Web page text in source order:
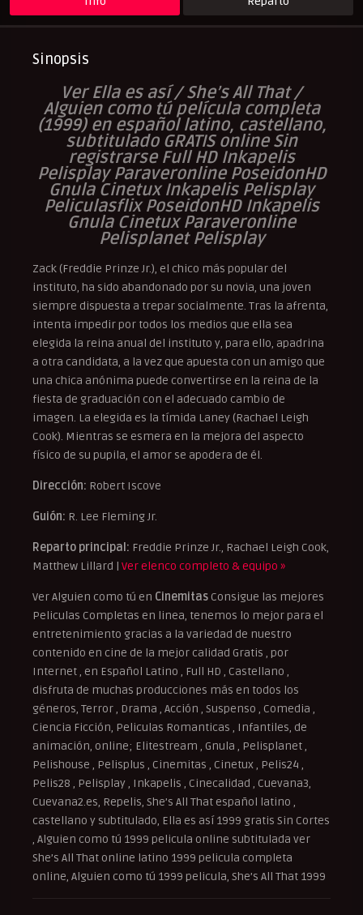
Sinopsis
Ver Ella es así / She’s All That /
Alguien como tú película completa
(1999) en español latino, castellano,
subtitulado GRATIS online Sin
registrarse Full HD Inkapelis
Pelisplay Paraveronline PoseidonHD
Gnula Cinetux Inkapelis Pelisplay
Peliculasflix PoseidonHD Inkapelis
Gnula Cinetux Paraveronline
Pelisplanet Pelisplay
Zack (Freddie Prinze Jr.), el chico más popular del
instituto, ha sido abandonado por su novia, una joven
siempre dispuesta a trepar socialmente. Tras la afrenta,
intenta impedir por todos los medios que ella sea
elegida la reina anual del instituto y, para ello, apadrina
a otra candidata, a la vez que apuesta con un amigo que
una chica anónima puede convertirse en la reina de la
fiesta de graduación con el adecuado cambio de
imagen. La elegida es la tímida Laney (Rachael Leigh
Cook). Mientras se esmera en la mejora del aspecto
físico de su pupila, el amor se apodera de él.
Dirección: Robert Iscove
Guión: R. Lee Fleming Jr.
Reparto principal: Freddie Prinze Jr., Rachael Leigh Cook,
Matthew Lillard | Ver elenco completo & equipo »
Ver Alguien como tú en Cinemitas Consigue las mejores
Peliculas Completas en linea, tenemos lo mejor para el
entretenimiento gracias a la variedad de nuestro
contenido en cine de la mejor calidad Gratis , por
Internet , en Español Latino , Full HD , Castellano ,
disfruta de muchas producciones más en todos los
géneros, Terror , Drama , Acción , Suspenso , Comedia ,
Ciencia Ficción, Peliculas Romanticas , Infantiles, de
animación, online; Elitestream , Gnula , Pelisplanet ,
Pelishouse , Pelisplus , Cinemitas , Cinetux , Pelis24 ,
Pelis28 , Pelisplay , Inkapelis , Cinecalidad , Cuevana3,
Cuevana2.es, Repelis, She’s All That español latino ,
castellano y subtitulado, Ella es así 1999 gratis Sin Cortes
, Alguien como tú 1999 pelicula online subtitulada ver
She’s All That online latino 1999 pelicula completa
online, Alguien como tú 1999 pelicula, She’s All That 1999